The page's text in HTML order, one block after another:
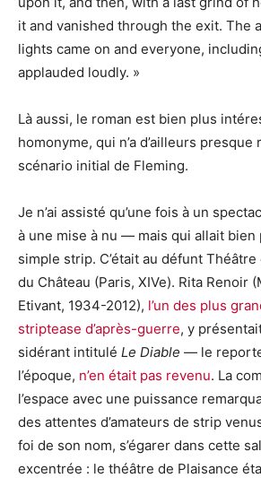
it and vanished through the exit. The
lights came on and everyone,
applauded loudly. »
Là aussi, le roman est bien plus
homonyme, qui n’a d’ailleurs presque
scénario initial de Fleming.
Je n’ai assisté qu’une fois à un
à une mise à nu — mais qui allait bien
simple strip. C’était au défunt
du Château (Paris, XIVe). Rita Renoir
Etivant, 1934-2012), l’un des plus
striptease d’après-guerre, y
sidérant intitulé Le Diable — le
l’époque, n’en était pas revenu. La
l’espace avec une puissance
des attentes d’amateurs de strip
foi de son nom, s’égarer dans cette
excentrée : le théâtre de Plaisance